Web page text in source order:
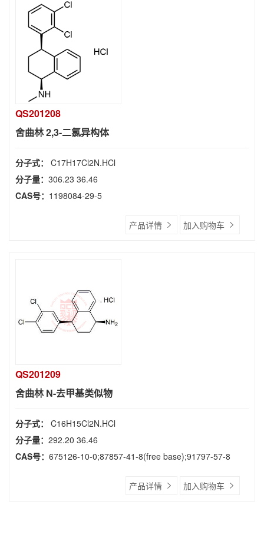
QS201208
舍曲林 2,3-二氯异构体
分子式： C17H17Cl2N.HCl
分子量： 306.23 36.46
CAS号： 1198084-29-5
产品详情 加入购物车
QS201209
舍曲林 N-去甲基类似物
分子式： C16H15Cl2N.HCl
分子量： 292.20 36.46
CAS号： 675126-10-0;87857-41-8(free base);91797-57-8
产品详情 加入购物车